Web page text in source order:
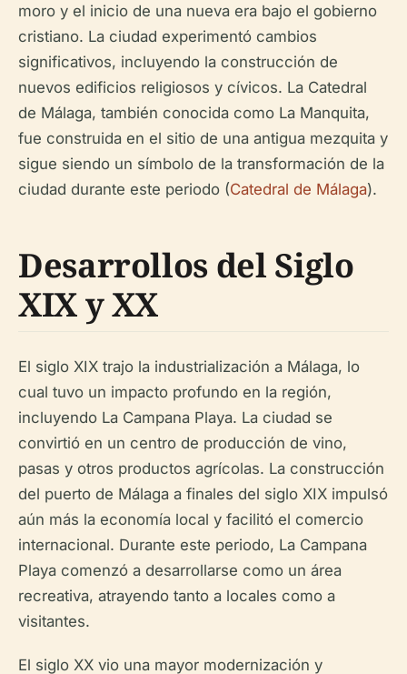
moro y el inicio de una nueva era bajo el gobierno
cristiano. La ciudad experimentó cambios
significativos, incluyendo la construcción de
nuevos edificios religiosos y cívicos. La Catedral
de Málaga, también conocida como La Manquita,
fue construida en el sitio de una antigua mezquita y
sigue siendo un símbolo de la transformación de la
ciudad durante este periodo (Catedral de Málaga).
Desarrollos del Siglo
XIX y XX
El siglo XIX trajo la industrialización a Málaga, lo
cual tuvo un impacto profundo en la región,
incluyendo La Campana Playa. La ciudad se
convirtió en un centro de producción de vino,
pasas y otros productos agrícolas. La construcción
del puerto de Málaga a finales del siglo XIX impulsó
aún más la economía local y facilitó el comercio
internacional. Durante este periodo, La Campana
Playa comenzó a desarrollarse como un área
recreativa, atrayendo tanto a locales como a
visitantes.
El siglo XX vio una mayor modernización y